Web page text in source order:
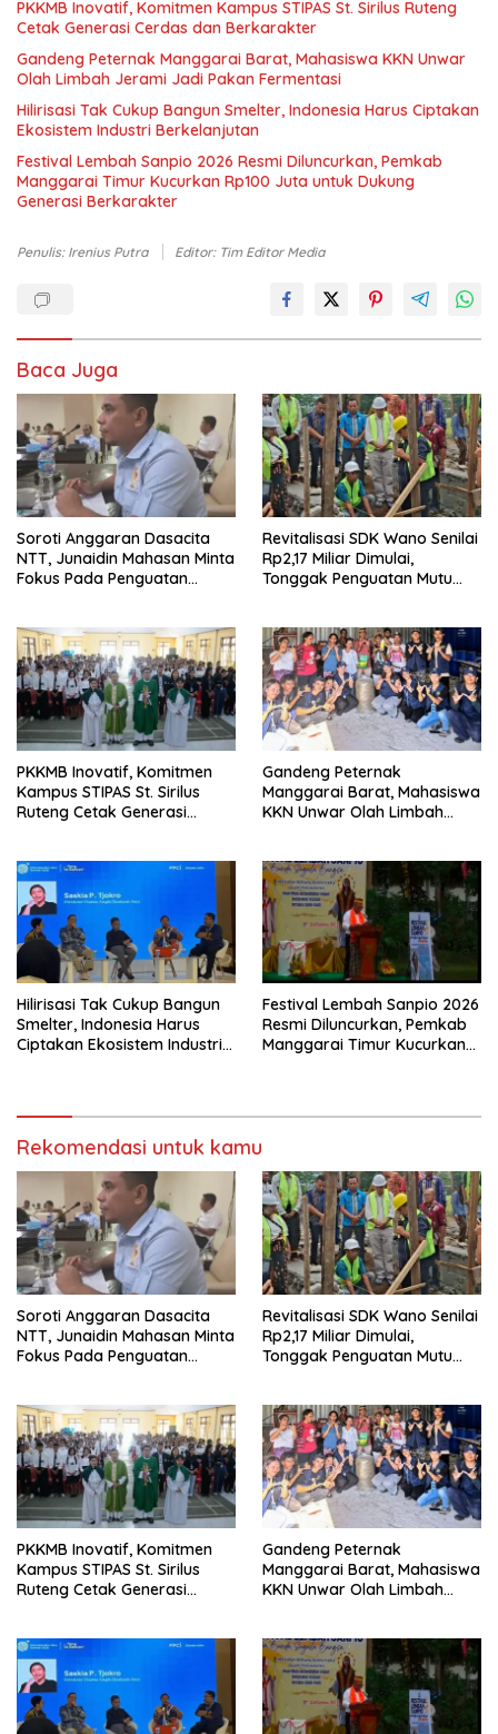
PKKMB Inovatif, Komitmen Kampus STIPAS St. Sirilus Ruteng
Cetak Generasi Cerdas dan Berkarakter
Gandeng Peternak Manggarai Barat, Mahasiswa KKN Unwar
Olah Limbah Jerami Jadi Pakan Fermentasi
Hilirisasi Tak Cukup Bangun Smelter, Indonesia Harus Ciptakan
Ekosistem Industri Berkelanjutan
Festival Lembah Sanpio 2026 Resmi Diluncurkan, Pemkab
Manggarai Timur Kucurkan Rp100 Juta untuk Dukung
Generasi Berkarakter
Penulis: Irenius Putra Editor: Tim Editor Media
Baca Juga
Soroti Anggaran Dasacita
NTT, Junaidin Mahasan Minta
Fokus Pada Penguatan
Revitalisasi SDK Wano Senilai
Rp2,17 Miliar Dimulai,
Tonggak Penguatan Mutu
PKKMB Inovatif, Komitmen
Kampus STIPAS St. Sirilus
Ruteng Cetak Generasi
Gandeng Peternak
Manggarai Barat, Mahasiswa
KKN Unwar Olah Limbah
Hilirisasi Tak Cukup Bangun
Smelter, Indonesia Harus
Ciptakan Ekosistem Industri
Festival Lembah Sanpio 2026
Resmi Diluncurkan, Pemkab
Manggarai Timur Kucurkan
Rekomendasi untuk kamu
Soroti Anggaran Dasacita
NTT, Junaidin Mahasan Minta
Fokus Pada Penguatan
Revitalisasi SDK Wano Senilai
Rp2,17 Miliar Dimulai,
Tonggak Penguatan Mutu
PKKMB Inovatif, Komitmen
Kampus STIPAS St. Sirilus
Ruteng Cetak Generasi
Gandeng Peternak
Manggarai Barat, Mahasiswa
KKN Unwar Olah Limbah